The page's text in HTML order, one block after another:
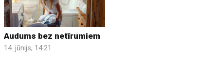
Audums bez netīrumiem
14. jūnijs, 14:21